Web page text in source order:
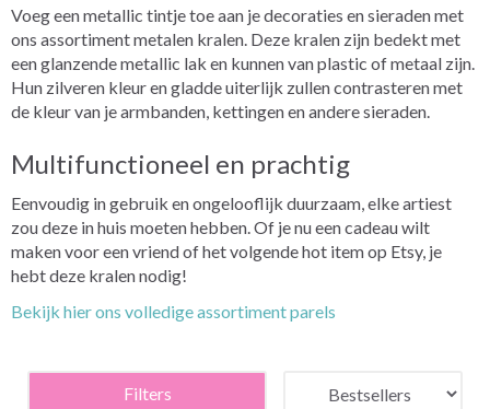
Voeg een metallic tintje toe aan je decoraties en sieraden met
ons assortiment metalen kralen. Deze kralen zijn bedekt met
een glanzende metallic lak en kunnen van plastic of metaal zijn.
Hun zilveren kleur en gladde uiterlijk zullen contrasteren met
de kleur van je armbanden, kettingen en andere sieraden.
Multifunctioneel en prachtig
Eenvoudig in gebruik en ongelooflijk duurzaam, elke artiest
zou deze in huis moeten hebben. Of je nu een cadeau wilt
maken voor een vriend of het volgende hot item op Etsy, je
hebt deze kralen nodig!
Bekijk hier ons volledige assortiment parels
Filters